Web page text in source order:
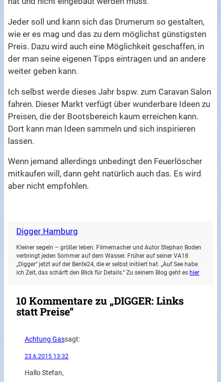
Jeder soll und kann sich das Drumerum so gestalten,
wie er es mag und das zu dem möglichst günstigsten
Preis. Dazu wird auch eine Möglichkeit geschaffen, in
der man seine eigenen Tipps eintragen und an andere
weiter geben kann.
Ich selbst werde dieses Jahr bspw. zum Caravan Salon
fahren. Dieser Markt verfügt über wunderbare Ideen zu
Preisen, die der Bootsbereich kaum erreichen kann.
Dort kann man Ideen sammeln und sich inspirieren
lassen.
Wenn jemand allerdings unbedingt den Feuerlöscher
mitkaufen will, dann geht natürlich auch das. Es wird
aber nicht empfohlen.
Digger Hamburg
Kleiner segeln – größer leben. Filmemacher und Autor Stephan Boden
verbringt jeden Sommer auf dem Wasser. Früher auf seiner VA18
„Digger“ jetzt auf der Bente24, die er selbst initiiert hat. „Auf See habe
ich Zeit, das schärft den Blick für Details.“ Zu seinem Blog geht eshier
10 Kommentare zu „DIGGER: Links
statt Preise“
Achtung Gassagt:
23.6.2015 13:32
Hallo Stefan,